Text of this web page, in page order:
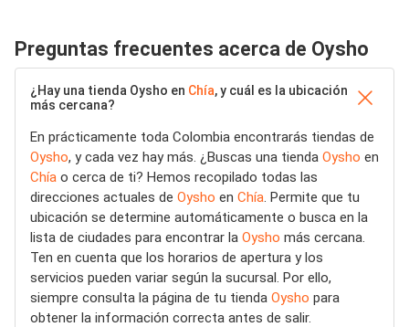
Preguntas frecuentes acerca de Oysho
¿Hay una tienda Oysho en Chía, y cuál es la ubicación
más cercana?
En prácticamente toda Colombia encontrarás tiendas de
Oysho, y cada vez hay más. ¿Buscas una tienda Oysho en
Chía o cerca de ti? Hemos recopilado todas las
direcciones actuales de Oysho en Chía. Permite que tu
ubicación se determine automáticamente o busca en la
lista de ciudades para encontrar la Oysho más cercana.
Ten en cuenta que los horarios de apertura y los
servicios pueden variar según la sucursal. Por ello,
siempre consulta la página de tu tienda Oysho para
obtener la información correcta antes de salir.